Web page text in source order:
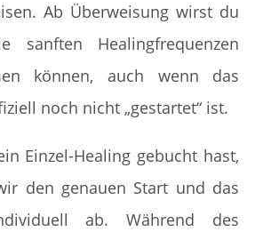
Ab Überweisung wirst du
sanften Healingfrequenzen
können, auch wenn das
noch nicht „gestartet“ ist.
Einzel-Healing gebucht hast,
den genauen Start und das
ab. Während des